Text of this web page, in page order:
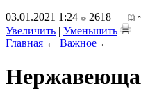
03.01.2021 1:24
2618
Увеличить | Уменьшить
Главная ← Важное ←